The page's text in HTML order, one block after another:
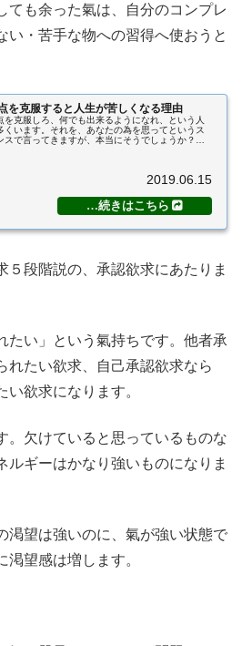
ても余った氣は、自分のコンプレ
い・苦手な物への習得へ使おうと
を克服すると人生が苦しくなる理由
を克服しろ、何でも出来るようになれ、という人
くいます。それを、あなたの為を思ってというス
スで言ってきますが、本当にそうでしょうか？そ
2019.06.15
５段階説の、承認欲求にあたりま
たい」という氣持ちです。他者承
れたい欲求、自己承認欲求なら
欲求になります。
。欠けていると思っているものな
ルギーはかなり強いものになりま
渇望は強いのに、氣が強い状態で
望感は増します。